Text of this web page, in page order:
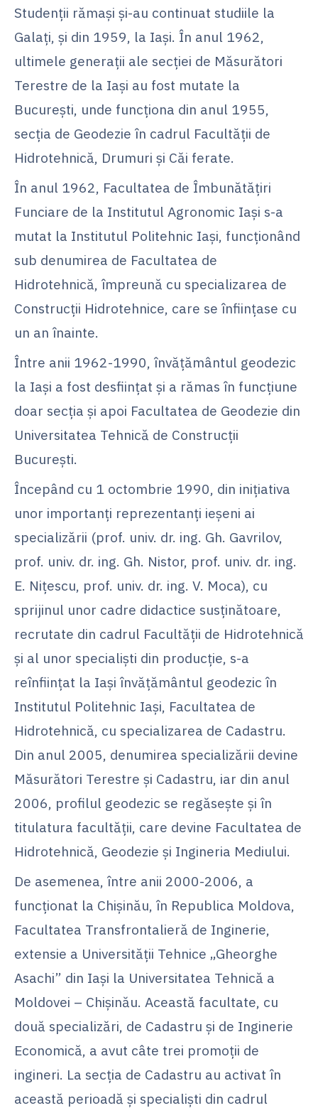
Studenţii rămaşi şi-au continuat studiile la
Galaţi, şi din 1959, la Iaşi. În anul 1962,
ultimele generaţii ale secţiei de Măsurători
Terestre de la Iaşi au fost mutate la
Bucureşti, unde funcţiona din anul 1955,
secţia de Geodezie în cadrul Facultăţii de
Hidrotehnică, Drumuri şi Căi ferate.
În anul 1962, Facultatea de Îmbunătăţiri
Funciare de la Institutul Agronomic Iaşi s-a
mutat la Institutul Politehnic Iaşi, funcţionând
sub denumirea de Facultatea de
Hidrotehnică, împreună cu specializarea de
Construcţii Hidrotehnice, care se înfiinţase cu
un an înainte.
Între anii 1962-1990, învățământul geodezic
la Iaşi a fost desfiinţat şi a rămas în funcţiune
doar secţia şi apoi Facultatea de Geodezie din
Universitatea Tehnică de Construcţii
Bucureşti.
Începând cu 1 octombrie 1990, din iniţiativa
unor importanţi reprezentanţi ieşeni ai
specializării (prof. univ. dr. ing. Gh. Gavrilov,
prof. univ. dr. ing. Gh. Nistor, prof. univ. dr. ing.
E. Niţescu, prof. univ. dr. ing. V. Moca), cu
sprijinul unor cadre didactice susţinătoare,
recrutate din cadrul Facultăţii de Hidrotehnică
şi al unor specialişti din producţie, s-a
reînfiinţat la Iaşi învățământul geodezic în
Institutul Politehnic Iaşi, Facultatea de
Hidrotehnică, cu specializarea de Cadastru.
Din anul 2005, denumirea specializării devine
Măsurători Terestre şi Cadastru, iar din anul
2006, profilul geodezic se regăsește și în
titulatura facultății, care devine Facultatea de
Hidrotehnică, Geodezie şi Ingineria Mediului.
De asemenea, între anii 2000-2006, a
funcţionat la Chişinău, în Republica Moldova,
Facultatea Transfrontalieră de Inginerie,
extensie a Universităţii Tehnice „Gheorghe
Asachi” din Iaşi la Universitatea Tehnică a
Moldovei – Chişinău. Această facultate, cu
două specializări, de Cadastru şi de Inginerie
Economică, a avut câte trei promoţii de
ingineri. La secţia de Cadastru au activat în
această perioadă şi specialişti din cadrul